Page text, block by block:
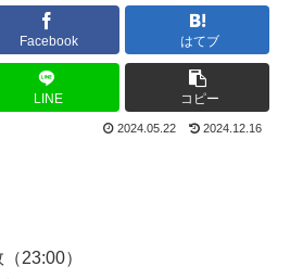
Facebook はてブ
LINE コピー
2024.05.22 2024.12.16
23:00）